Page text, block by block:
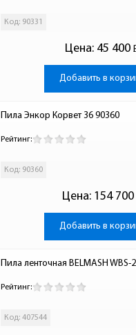
Код: 90331
Цена: 45 400 -
Добавить в
Пила Энкор Корвет 36 90360
Рейтинг:
Код: 90360
Цена: 154 700
Добавить в
Пила ленточная BELMASH WBS-
Рейтинг:
Код: 407544